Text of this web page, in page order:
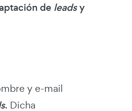
de leadsy
y e-mail
. Dicha